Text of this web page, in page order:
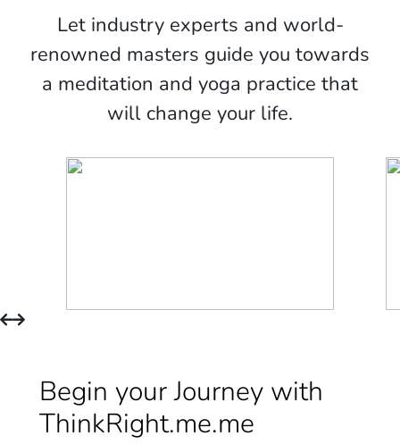
Let industry experts and world-
renowned masters guide you towards
a meditation and yoga practice that
will change your life.
Begin your Journey with
ThinkRight.me.me